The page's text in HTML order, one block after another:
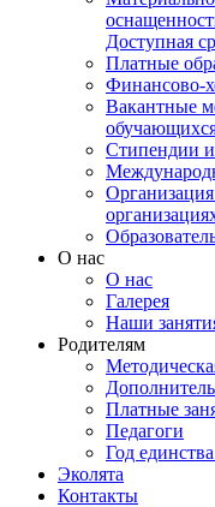
Доступная
Платные
Финансово-
Вакантные
Стипендии
О нас
О нас
Галерея
Наши
Родителям
Платные
Педагоги
Год
Эколята
Контакты